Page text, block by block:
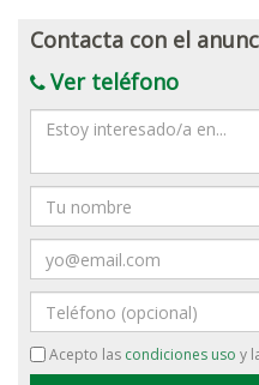
Contacta con el
Ver teléfono
Mensaje
Nombre
Email
Teléfono
Acepto las condiciones uso y